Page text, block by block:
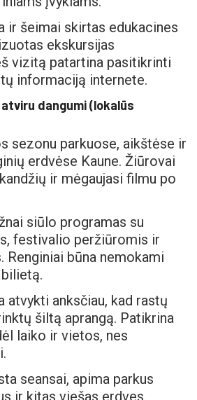
ir šeimai skirtas edukacines
ekskursijas
vizitą patartina pasitikrinti
informaciją internete.
dangumi (lokalūs
sezonu parkuose, aikštėse ir
erdvėse Kaune. Žiūrovai
ir mėgaujasi filmu po
siūlo programas su
festivalio peržiūromis ir
Renginiai būna nemokami
atvykti anksčiau, kad rastų
šiltą aprangą. Patikrina
laiko ir vietos, nes
seansai, apima parkus
ir kitas viešas erdves.